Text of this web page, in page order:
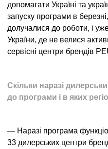
допомагати Україні та
запуску програми в
долучалися до роботи, і
України, де не велися
сервісні центри брендів
Скільки наразі
до програми і в яких
— Наразі програма
33 дилерських центри